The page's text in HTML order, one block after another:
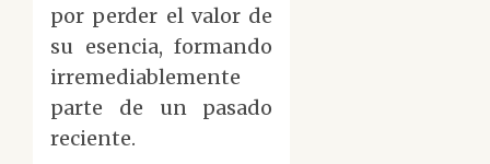
por perder el valor de
su esencia, formando
irremediablemente
parte de un pasado
reciente.